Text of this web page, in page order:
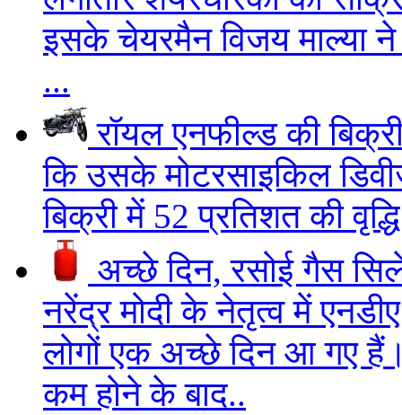
इसके चेयरमैन विजय माल्या ने
...
रॉयल एनफील्ड की
कि उसके मोटरसाइकिल
बिक्री में 52 प्रतिशत की
अच्छे दिन, रसोई गैस
नरेंद्र मोदी के नेतृत्व में
लोगों एक अच्छे दिन आ गए
कम होने के बाद..